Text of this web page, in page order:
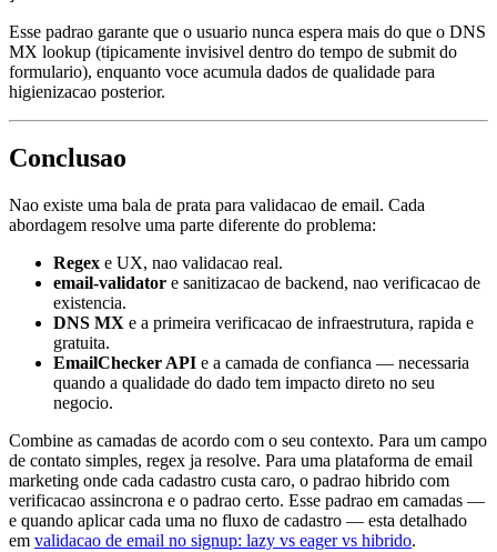
Esse padrao garante que o usuario nunca espera mais do que o DNS
MX lookup (tipicamente invisivel dentro do tempo de submit do
formulario), enquanto voce acumula dados de qualidade para
higienizacao posterior.
Conclusao
Nao existe uma bala de prata para validacao de email. Cada
abordagem resolve uma parte diferente do problema:
Regex e UX, nao validacao real.
email-validator e sanitizacao de backend, nao verificacao de
existencia.
DNS MX e a primeira verificacao de infraestrutura, rapida e
gratuita.
EmailChecker API e a camada de confianca — necessaria
quando a qualidade do dado tem impacto direto no seu
negocio.
Combine as camadas de acordo com o seu contexto. Para um campo
de contato simples, regex ja resolve. Para uma plataforma de email
marketing onde cada cadastro custa caro, o padrao hibrido com
verificacao assincrona e o padrao certo. Esse padrao em camadas —
e quando aplicar cada uma no fluxo de cadastro — esta detalhado
em validacao de email no signup: lazy vs eager vs hibrido.